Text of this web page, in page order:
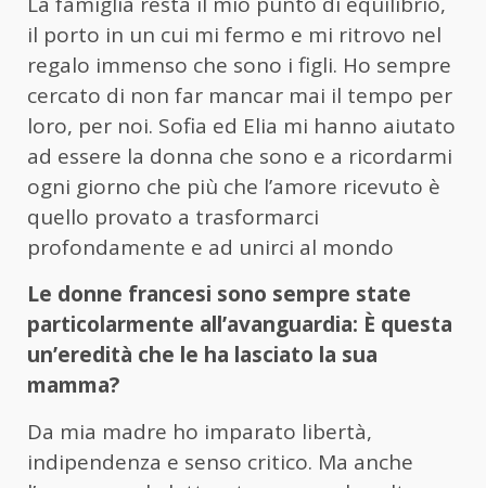
il porto in un cui mi fermo e mi ritrovo nel
regalo immenso che sono i figli. Ho sempre
cercato di non far mancar mai il tempo per
loro, per noi. Sofia ed Elia mi hanno aiutato
ad essere la donna che sono e a ricordarmi
ogni giorno che più che l’amore ricevuto è
quello provato a trasformarci
profondamente e ad unirci al mondo
Le donne francesi sono sempre state
particolarmente all’avanguardia: È questa
un’eredità che le ha lasciato la sua
mamma?
Da mia madre ho imparato libertà,
indipendenza e senso critico. Ma anche